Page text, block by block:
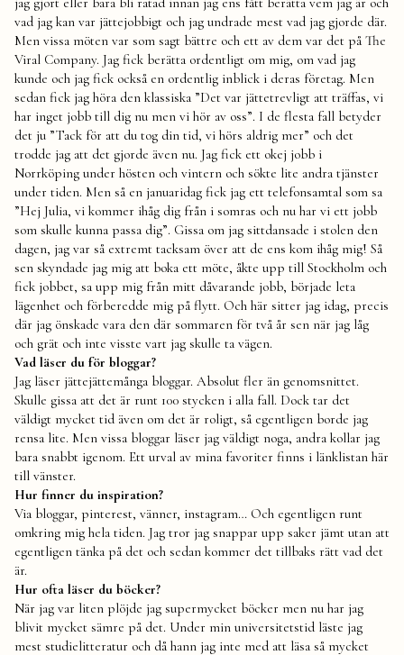
vad jag kan var jättejobbigt och jag undrade mest vad jag gjorde där.
Men vissa möten var som sagt bättre och ett av dem var det på The
Viral Company. Jag fick berätta ordentligt om mig, om vad jag
kunde och jag fick också en ordentlig inblick i deras företag. Men
sedan fick jag höra den klassiska ”Det var jättetrevligt att träffas, vi
har inget jobb till dig nu men vi hör av oss”. I de flesta fall betyder
det ju ”Tack för att du tog din tid, vi hörs aldrig mer” och det
trodde jag att det gjorde även nu. Jag fick ett okej jobb i
Norrköping under hösten och vintern och sökte lite andra tjänster
under tiden. Men så en januaridag fick jag ett telefonsamtal som sa
”Hej Julia, vi kommer ihåg dig från i somras och nu har vi ett jobb
som skulle kunna passa dig”. Gissa om jag sittdansade i stolen den
dagen, jag var så extremt tacksam över att de ens kom ihåg mig! Så
sen skyndade jag mig att boka ett möte, åkte upp till Stockholm och
fick jobbet, sa upp mig från mitt dåvarande jobb, började leta
lägenhet och förberedde mig på flytt. Och här sitter jag idag, precis
där jag önskade vara den där sommaren för två år sen när jag låg
och grät och inte visste vart jag skulle ta vägen.
Vad läser du för bloggar?
Jag läser jättejättemånga bloggar. Absolut fler än genomsnittet.
Skulle gissa att det är runt 100 stycken i alla fall. Dock tar det
väldigt mycket tid även om det är roligt, så egentligen borde jag
rensa lite. Men vissa bloggar läser jag väldigt noga, andra kollar jag
bara snabbt igenom. Ett urval av mina favoriter finns i länklistan här
till vänster.
Hur finner du inspiration?
Via bloggar, pinterest, vänner, instagram… Och egentligen runt
omkring mig hela tiden. Jag tror jag snappar upp saker jämt utan att
egentligen tänka på det och sedan kommer det tillbaks rätt vad det
är.
Hur ofta läser du böcker?
När jag var liten plöjde jag supermycket böcker men nu har jag
blivit mycket sämre på det. Under min universitetstid läste jag
mest studielitteratur och då hann jag inte med att läsa så mycket